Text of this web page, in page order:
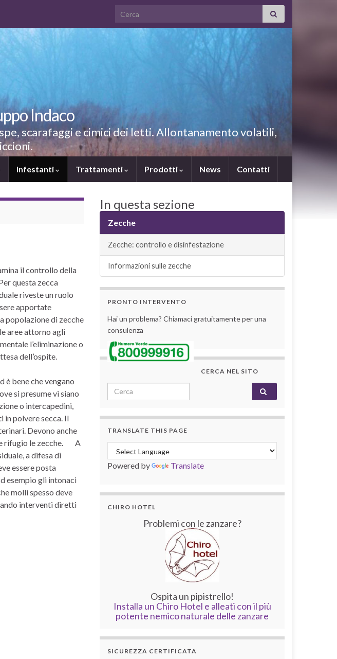
Search for:
Indaco
scarafaggi e cimici dei letti. Allontanamento volatili,
Infestanti Trattamenti Prodotti News Contatti
il controllo della
questa zecca
riveste un ruolo
apportate
popolazione di zecche
aree attorno agli
l’eliminazione o
dell’ospite.
bene che vengano
si presume vi siano
o intercapedini,
polvere secca. Il
Devono anche
rifugio le zecche. A
a difesa di
essere posta
esempio gli intonaci
molli spesso deve
interventi diretti
In questa sezione
Zecche
Zecche: controllo e disinfestazione
Informazioni sulle zecche
PRONTO INTERVENTO
Hai un problema? Chiamaci gratuitamente per una
consulenza
CERCA NEL SITO
Search for:
TRANSLATE THIS PAGE
Powered by Translate
CHIRO HOTEL
Problemi con le zanzare?
Ospita un pipistrello!
Installa un Chiro Hotel e alleati con il più
potente nemico naturale delle zanzare
SICUREZZA CERTIFICATA